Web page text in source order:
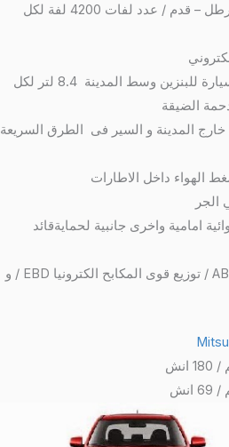
اقصى عزم للدوران يكون 145 رطل – قدم / عدد لفات 4200 لفة لكل
موفرة للوقود حيث استهلاك السيارة للبنزين وسط المدينة 8.4 لتر لكل
خارج المدينة و السير فى الطرق السريعة
الهواء داخل الاطارات
الجر
على 7 وسائد هوائية امامية واخرى جانبية لحمايةقائد
وجود المكابح المانعه للانزلاق ABS / توزيع قوى المكابح الكترونيا EBD / و